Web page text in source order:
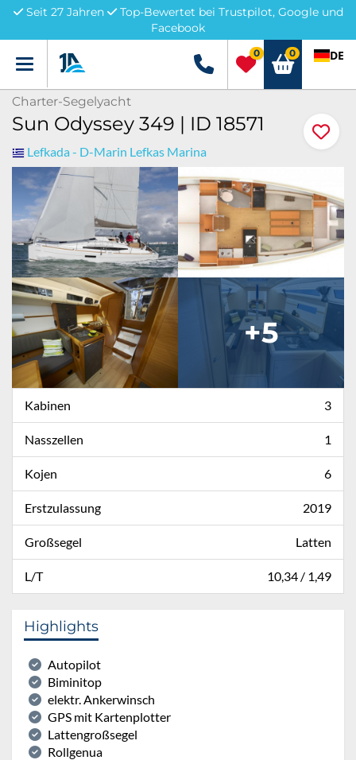
Seit 27 Jahren
Top-Bewertet bei Trustpilot, Google und
Facebook
Menü +49 5741 3222690
0 0 DE
Charter-Segelyacht
Sun Odyssey 349 | ID 18571
Lefkada - D-Marin Lefkas Marina
+5
Kabinen 3
Nasszellen 1
Kojen 6
Erstzulassung 2019
Großsegel Latten
L/T 10,34 / 1,49
Highlights
Autopilot
Biminitop
elektr. Ankerwinsch
GPS mit Kartenplotter
Lattengroßsegel
Rollgenua